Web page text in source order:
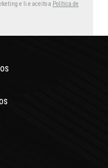
e li e aceito a Política de